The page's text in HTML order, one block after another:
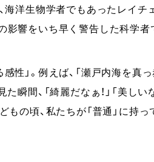
洋⽣物学者でもあったレイチ
影響をいち早く警告した科学者
性」。例えば、「瀬戸内海を真
瞬間、「綺麗だなぁ！」「美しい
の頃、私たちが「普通」に持